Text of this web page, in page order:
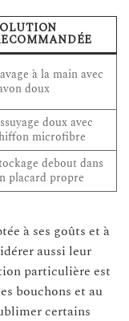
à la main avec
doux
doux avec
microfibre
debout dans
placard propre
à ses goûts et à
aussi leur
particulière est
bouchons et au
certains